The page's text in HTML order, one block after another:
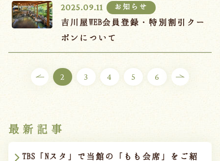
2025.09.11 お知らせ
吉川屋WEB会員登録・特別割引クー
ポンについて
2 3 4 5 6
最新記事
TBS「Nスタ」で当館の「もも会席」をご紹